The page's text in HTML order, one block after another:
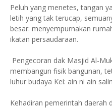
Peluh yang menetes, tangan
letih yang tak terucap,
besar: menyempurnakan
ikatan persaudaraan.
Pengecoran dak Masjid Al-
membangun fisik bangunan,
luhur budaya Kei: ain ni ain
Kehadiran pemerintah daerah